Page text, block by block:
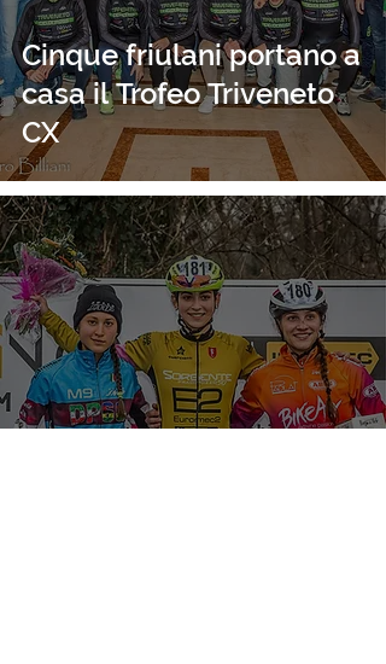
Cinque friulani portano a
casa il Trofeo Triveneto
CX